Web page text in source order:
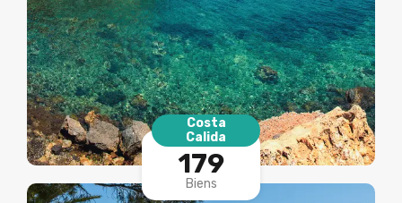
Costa
Calida
179
Biens